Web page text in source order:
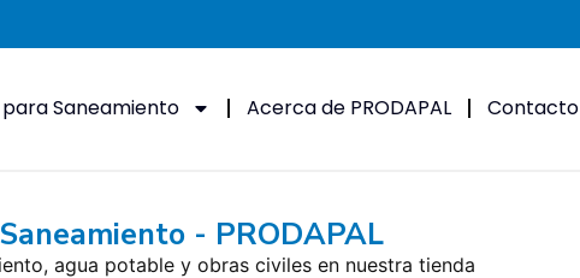
Saneamiento Acerca de PRODAPAL Contacto
- PRODAPAL
agua potable y obras civiles en nuestra tienda